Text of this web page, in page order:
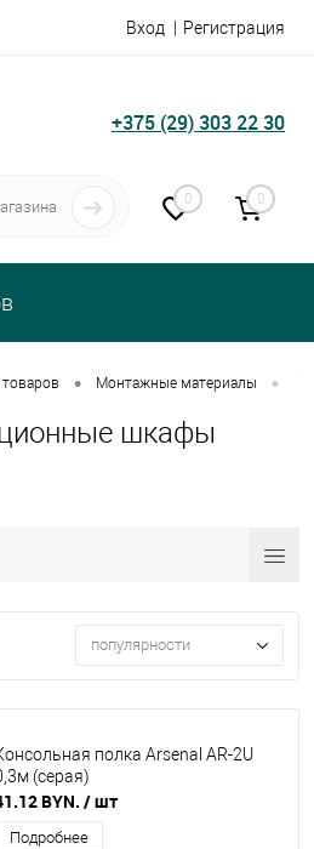
Вход Регистрация
+375 (29) 303 22 30
0 0
товаров • Монтажные материалы •
шкафы
популярности
полка Arsenal AR-2U
(серая)
BYN. / шт
Подробнее